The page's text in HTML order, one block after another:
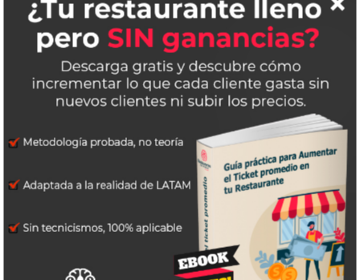
Finalmente, sigue los consejos de los
expertos en psicología del diseño de menús
para asegurarte de que el menú sea fácil de
usar y vaya acorde a tu restaurante: que no
sea demasiado extenso y que los precios no
sean tan evidentes y que fluya de una
manera que invite a las personas a pedir lo
que quieran.
Exito.